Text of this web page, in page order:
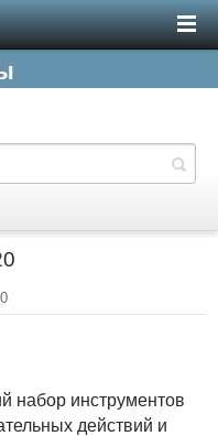
инструментов
действий и